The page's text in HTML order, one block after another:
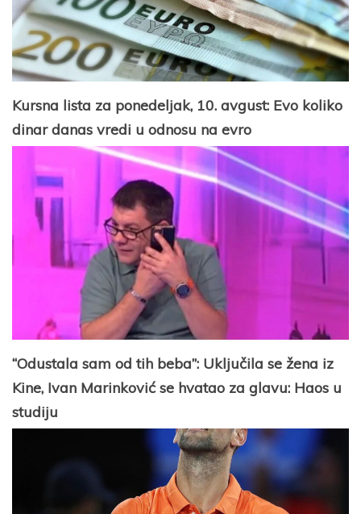
Kursna lista za ponedeljak, 10. avgust: Evo koliko
dinar danas vredi u odnosu na evro
“Odustala sam od tih beba”: Uključila se žena iz
Kine, Ivan Marinković se hvatao za glavu: Haos u
studiju